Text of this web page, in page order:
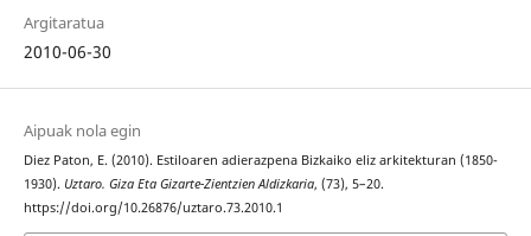
Argitaratua
2010-06-30
Aipuak nola egin
Diez Paton, E. (2010). Estiloaren adierazpena Bizkaiko eliz arkitekturan (1850-
1930). Uztaro. Giza Eta Gizarte-Zientzien Aldizkaria, (73), 5–20.
https://doi.org/10.26876/uztaro.73.2010.1